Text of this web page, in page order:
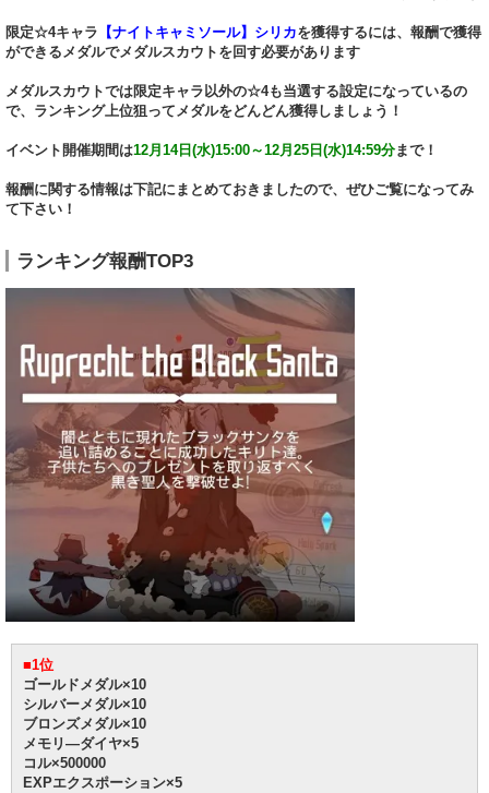
限定☆4キャラ 【ナイトキャミソール】シリカを獲得するには、報酬で獲得
ができるメダルでメダルスカウトを回す必要があります
メダルスカウトでは限定キャラ以外の☆4も当選する設定になっているの
で、ランキング上位狙ってメダルをどんどん獲得しましょう！
イベント開催期間は12月14日(水)15:00～12月25日(水)14:59分まで！
報酬に関する情報は下記にまとめておきましたので、ぜひご覧になってみ
て下さい！
ランキング報酬TOP3
■1位
ゴールドメダル×10
シルバーメダル×10
ブロンズメダル×10
メモリ―ダイヤ×5
コル×500000
EXPエクスポーション×5